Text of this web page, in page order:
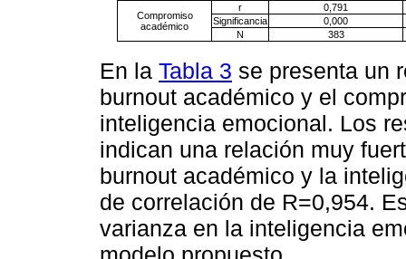
Compromiso
académico
r
0,791
Significancia
0,000
N
383
En la Tabla 3 se presenta un
burnout académico y el
inteligencia emocional. Los
indican una relación muy
burnout académico y la
de correlación de R=0,954.
varianza en la inteligencia